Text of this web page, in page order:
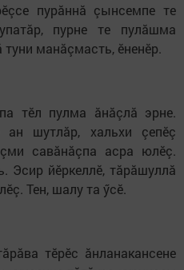
пурăннă çынсемпе те
пурне те пулăшма
манăçмасть, ӗненӗр.
тӗл пулма ăнăçлă эрне.
шутлăр, хальхи çепӗç
савăнăçпа асра юлӗç.
Эсир йӗркеллӗ, тăрăшуллă
Тен, шалу та ӳсӗ.
тӗрӗс ăнланакансене